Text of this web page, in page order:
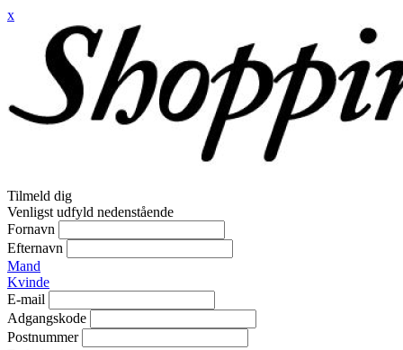
x
Tilmeld dig
Venligst udfyld nedenstående
Fornavn
Efternavn
Mand
Kvinde
E-mail
Adgangskode
Postnummer